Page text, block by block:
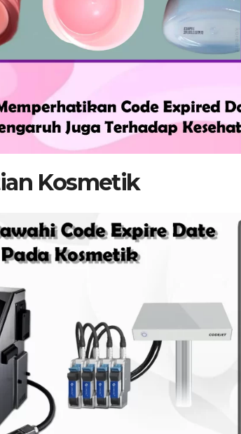
Kosmetik